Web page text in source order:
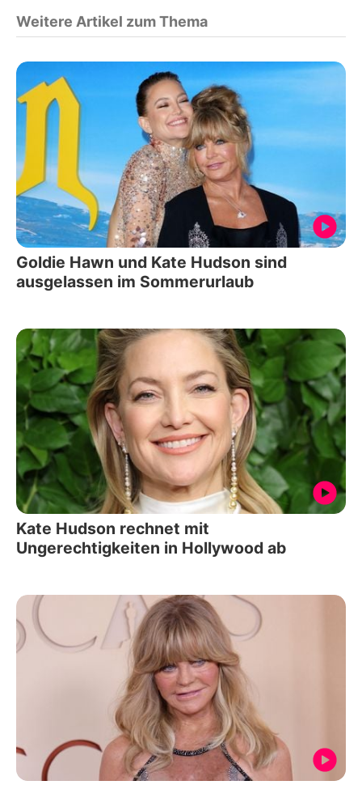
Weitere Artikel zum Thema
Goldie Hawn und Kate Hudson sind
ausgelassen im Sommerurlaub
Kate Hudson rechnet mit
Ungerechtigkeiten in Hollywood ab